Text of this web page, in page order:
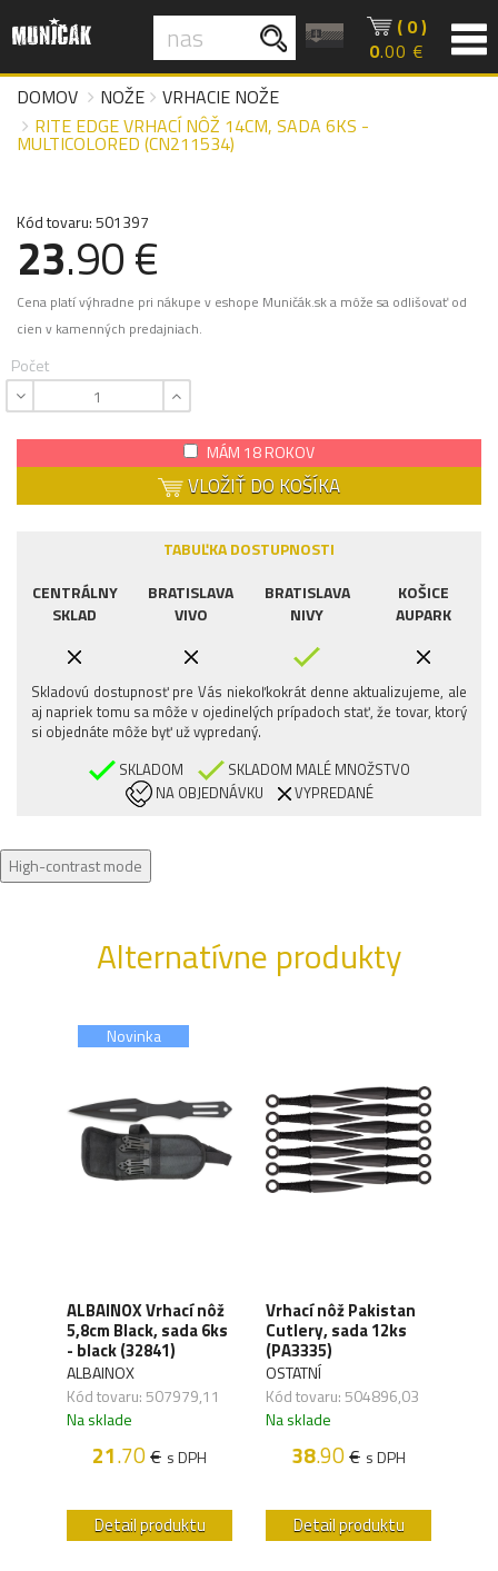
( 0 )
0.00 €
DOMOV
NOŽE
VRHACIE NOŽE
RITE EDGE VRHACÍ NÔŽ 14CM, SADA 6KS -
MULTICOLORED (CN211534)
Kód tovaru: 501397
23.90 €
Cena platí výhradne pri nákupe v eshope Muničák.sk a môže sa odlišovať od
cien v kamenných predajniach.
Počet
MÁM 18 ROKOV
VLOŽIŤ DO KOŠÍKA
TABUĽKA DOSTUPNOSTI
CENTRÁLNY
SKLAD
BRATISLAVA
VIVO
BRATISLAVA
NIVY
KOŠICE
AUPARK
Skladovú dostupnosť pre Vás niekoľkokrát denne aktualizujeme, ale
aj napriek tomu sa môže v ojedinelých prípadoch stať, že tovar, ktorý
si objednáte môže byť už vypredaný.
SKLADOM
SKLADOM MALÉ MNOŽSTVO
NA OBJEDNÁVKU
VYPREDANÉ
High-contrast mode
Alternatívne produkty
Novinka
ALBAINOX Vrhací nôž
5,8cm Black, sada 6ks
- black (32841)
ALBAINOX
Kód tovaru: 507979,11
Na sklade
21.70€ s DPH
Detail produktu
Vrhací nôž Pakistan
Cutlery, sada 12ks
(PA3335)
OSTATNÍ
Kód tovaru: 504896,03
Na sklade
38.90€ s DPH
Detail produktu